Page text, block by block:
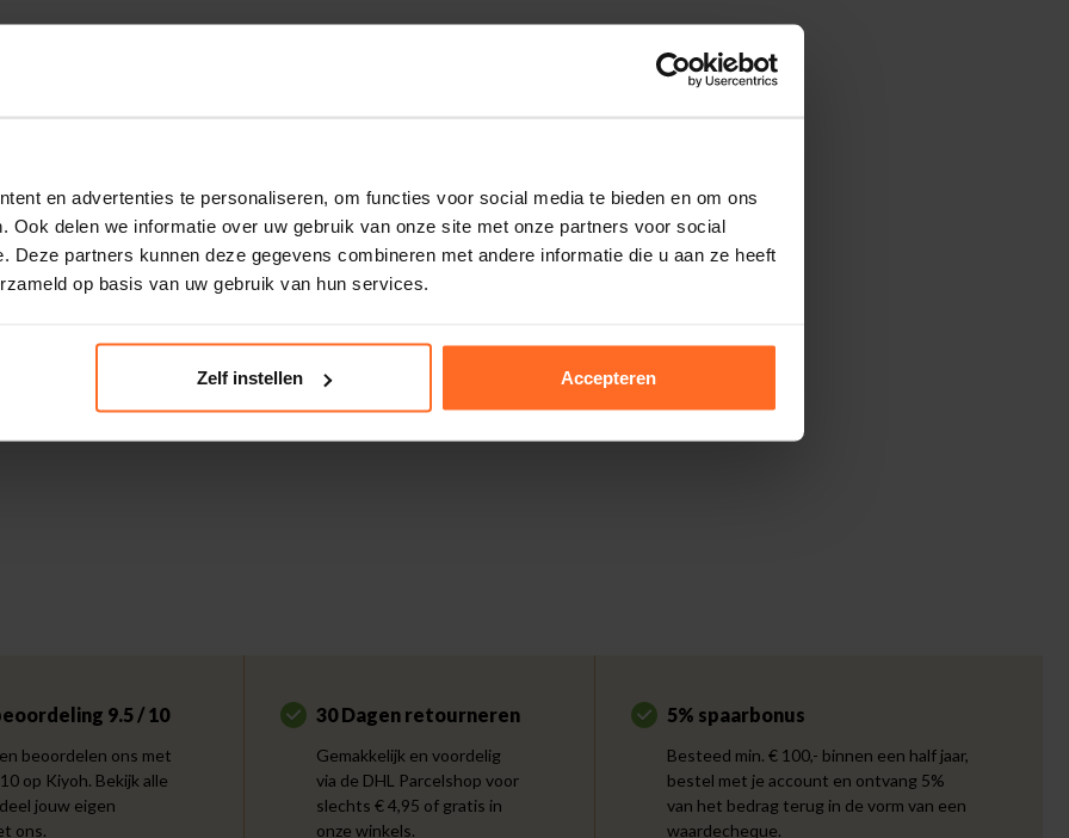
en advertenties te personaliseren, om functies voor social media te bieden en om ons
Ook delen we informatie over uw gebruik van onze site met onze partners voor social
Deze partners kunnen deze gegevens combineren met andere informatie die u aan ze heeft
op basis van uw gebruik van hun services.
Zelf instellen Accepteren
9.5 / 10
beoordelen ons met
op Kiyoh. Bekijk alle
jouw eigen
ons.
30 Dagen retourneren
Gemakkelijk en voordelig
via de DHL Parcelshop voor
slechts € 4,95 of gratis in
onze winkels.
5% spaarbonus
Besteed min. € 100,- binnen een half jaar,
bestel met je account en ontvang 5%
van het bedrag terug in de vorm van een
waardecheque.